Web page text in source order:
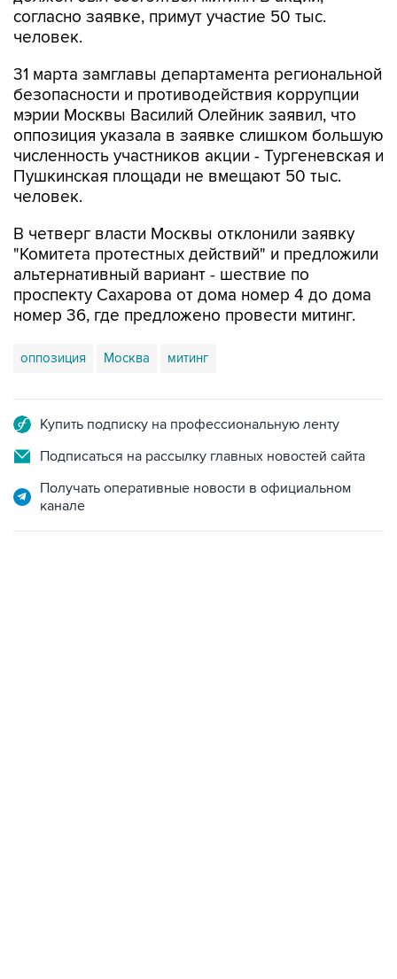
31 марта замглавы департамента региональной
мэрии Москвы Василий Олейник заявил, что
оппозиция указала в заявке слишком большую
численность участников акции - Тургеневская и
Пушкинская площади не вмещают 50 тыс.
человек.
В четверг власти Москвы отклонили заявку
альтернативный вариант - шествие по
проспекту Сахарова от дома номер 4 до дома
номер 36, где предложено провести митинг.
оппозиция Москва митинг
Подписаться на рассылку главных новостей сайта
Получать оперативные новости в официальном